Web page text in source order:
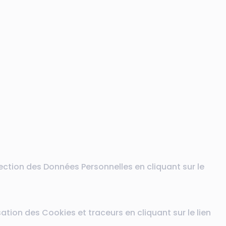
des Données Personnelles en cliquant sur le
des Cookies et traceurs en cliquant sur le lien